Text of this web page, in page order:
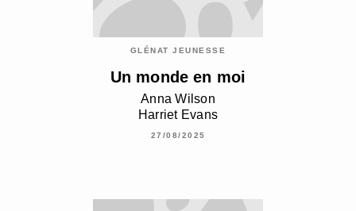
GLÉNAT JEUNESSE
Un monde en moi
Anna Wilson
Harriet Evans
27/08/2025